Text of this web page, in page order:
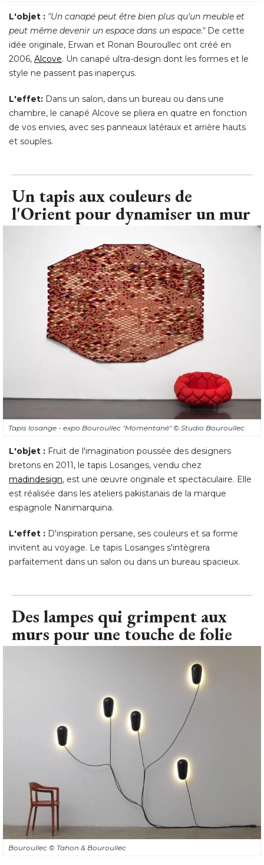
L'objet : "Un canapé peut être bien plus qu'un meuble et
peut même devenir un espace dans un espace."De cette
idée originale, Erwan et Ronan Bouroullec ont créé en
2006, Alcove. Un canapé ultra-design dont les formes et le
style ne passent pas inaperçus.
L'effet: Dans un salon, dans un bureau ou dans une
chambre, le canapé Alcove se pliera en quatre en fonction
de vos envies, avec ses panneaux latéraux et arrière hauts
et souples.
Un tapis aux couleurs de
l'Orient pour dynamiser un mur
Tapis losange - expo Bouroullec "Momentané" © Studio Bouroullec
L'objet : Fruit de l'imagination poussée des designers
bretons en 2011, le tapis Losanges, vendu chez
madindesign, est une œuvre originale et spectaculaire. Elle
est réalisée dans les ateliers pakistanais de la marque
espagnole Nanimarquina.
L'effet : D'inspiration persane, ses couleurs et sa forme
invitent au voyage. Le tapis Losanges s'intègrera
parfaitement dans un salon ou dans un bureau spacieux.
Des lampes qui grimpent aux
murs pour une touche de folie
Bouroullec © Tahon & Bouroullec